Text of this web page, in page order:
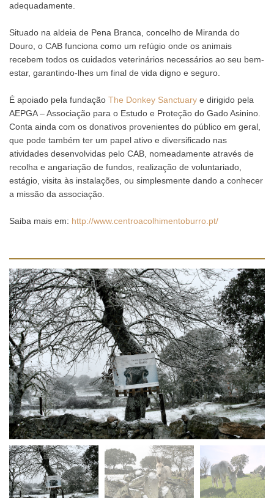
adequadamente.
Situado na aldeia de Pena Branca, concelho de Miranda do
Douro, o CAB funciona como um refúgio onde os animais
recebem todos os cuidados veterinários necessários ao seu bem-
estar, garantindo-lhes um final de vida digno e seguro.
É apoiado pela fundação The Donkey Sanctuary e dirigido pela
AEPGA – Associação para o Estudo e Proteção do Gado Asinino.
Conta ainda com os donativos provenientes do público em geral,
que pode também ter um papel ativo e diversificado nas
atividades desenvolvidas pelo CAB, nomeadamente através de
recolha e angariação de fundos, realização de voluntariado,
estágio, visita às instalações, ou simplesmente dando a conhecer
a missão da associação.
Saiba mais em: http://www.centroacolhimentoburro.pt/